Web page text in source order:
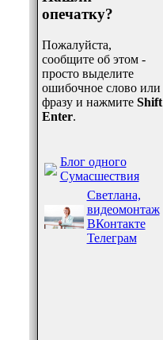
опечатку?
Пожалуйста,
сообщите об этом -
просто выделите
ошибочное слово или
фразу и нажмите Shift
Enter.
Блог одного
Сумасшествия
Светлана,
видеомонтаж
ВКонтакте
Телеграм